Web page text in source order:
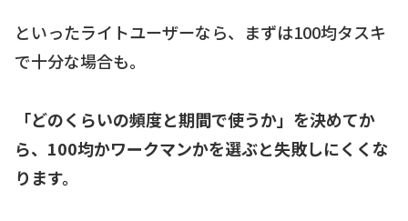
といったライトユーザーなら、まずは100均タスキ
で十分な場合も。
「どのくらいの頻度と期間で使うか」を決めてか
ら、100均かワークマンかを選ぶと失敗しにくくな
ります。